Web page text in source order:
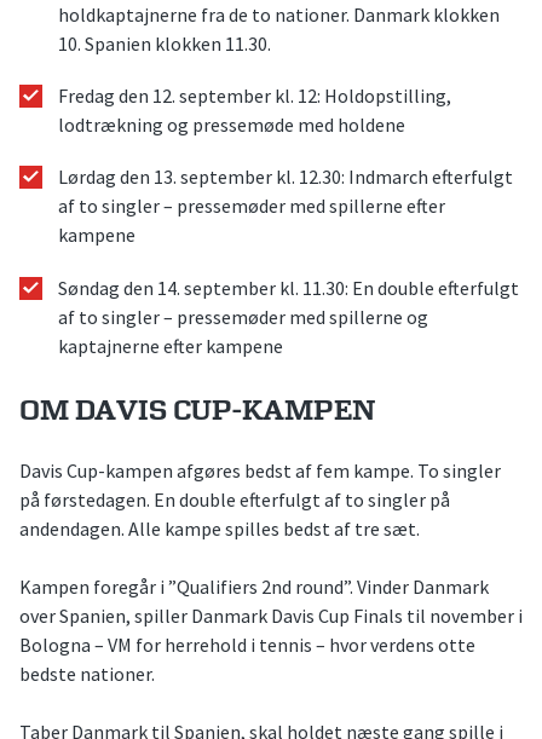
holdkaptajnerne fra de to nationer. Danmark klokken
10. Spanien klokken 11.30.
Fredag den 12. september kl. 12: Holdopstilling,
lodtrækning og pressemøde med holdene
Lørdag den 13. september kl. 12.30: Indmarch efterfulgt
af to singler – pressemøder med spillerne efter
kampene
Søndag den 14. september kl. 11.30: En double efterfulgt
af to singler – pressemøder med spillerne og
kaptajnerne efter kampene
OM DAVIS CUP-KAMPEN
Davis Cup-kampen afgøres bedst af fem kampe. To singler
på førstedagen. En double efterfulgt af to singler på
andendagen. Alle kampe spilles bedst af tre sæt.
Kampen foregår i ”Qualifiers 2nd round”. Vinder Danmark
over Spanien, spiller Danmark Davis Cup Finals til november i
Bologna – VM for herrehold i tennis – hvor verdens otte
bedste nationer.
Taber Danmark til Spanien, skal holdet næste gang spille i